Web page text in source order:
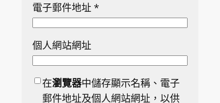
電子郵件地址 *
個人網站網址
在瀏覽器中儲存顯示名稱、電子
郵件地址及個人網站網址，以供